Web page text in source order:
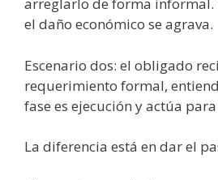
el daño económico se agrava.
Escenario dos: el obligado
requerimiento formal,
fase es ejecución y actúa
La diferencia está en dar el